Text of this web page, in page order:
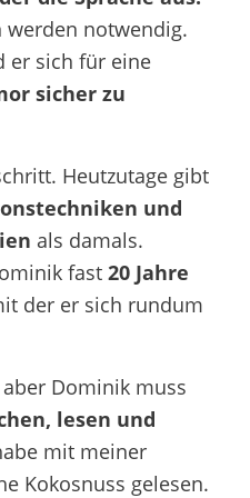
werden notwendig.
er sich für eine
sicher zu
Heutzutage gibt
und
als damals.
fast20 Jahre
der er sich rundum
Dominik muss
lesen und
mit meiner
Kokosnuss gelesen.